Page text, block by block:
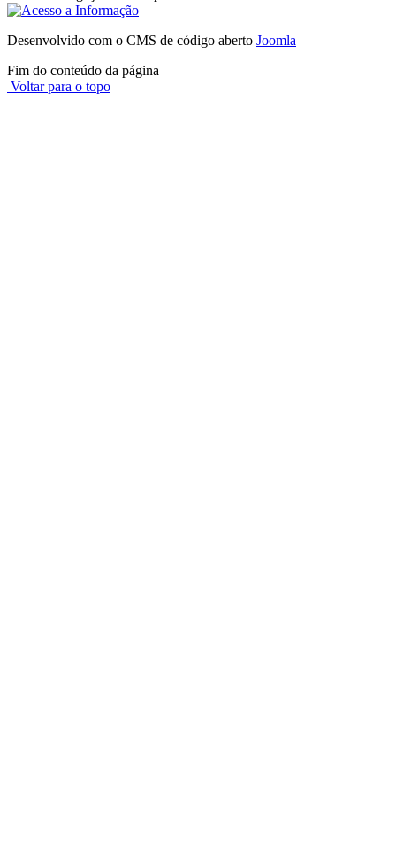
Desenvolvido com o CMS de código aberto Joomla
Fim do conteúdo da página
Voltar para o topo